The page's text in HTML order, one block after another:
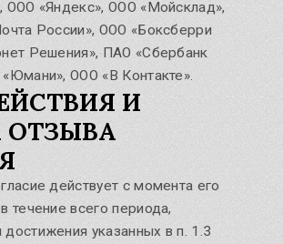
ООО «Яндекс», ООО «Мойсклад»,
России», ООО «Боксберри
Решения», ПАО «Сбербанк
ООО «В Контакте».
И
ОТЗЫВА
действует с момента его
течение всего периода,
указанных в п. 1.3